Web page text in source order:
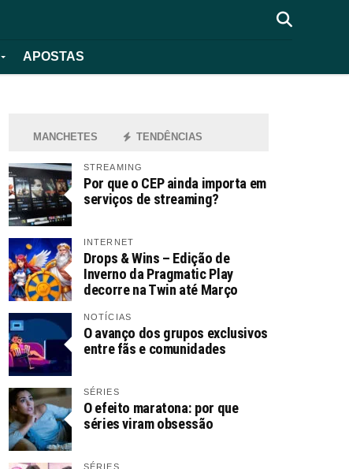
APOSTAS
MANCHETES TENDÊNCIAS
STREAMING
Por que o CEP ainda importa em
serviços de streaming?
INTERNET
Drops & Wins – Edição de
Inverno da Pragmatic Play
decorre na Twin até Março
NOTÍCIAS
O avanço dos grupos exclusivos
entre fãs e comunidades
SÉRIES
O efeito maratona: por que
séries viram obsessão
SÉRIES